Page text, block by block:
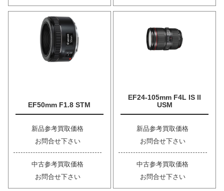
EF50mm F1.8 STM
新品参考買取価格
お問合せ下さい
中古参考買取価格
お問合せ下さい
EF24-105mm F4L IS II
USM
新品参考買取価格
お問合せ下さい
中古参考買取価格
お問合せ下さい